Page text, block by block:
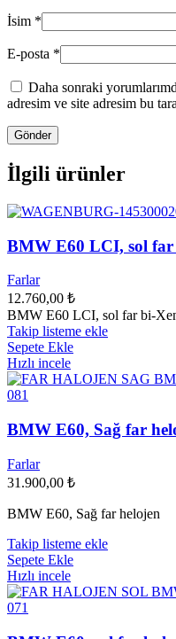
İsim *
E-posta *
Daha sonraki
adresim ve site adresim bu
İlgili ürünler
BMW E60 LCI, sol far
Farlar
12.760,00 ₺
BMW E60 LCI, sol far bi-
Takip listeme ekle
Sepete Ekle
Hızlı incele
BMW E60, Sağ far
Farlar
31.900,00 ₺
BMW E60, Sağ far helojen
Takip listeme ekle
Sepete Ekle
Hızlı incele